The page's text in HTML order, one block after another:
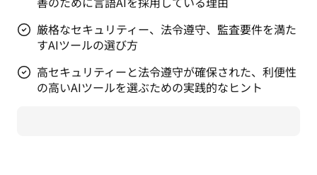
厳格なセキュリティー、法令遵守、監査要件を満た
すAIツールの選び方
高セキュリティーと法令遵守が確保された、利便性
の高いAIツールを選ぶための実践的なヒント